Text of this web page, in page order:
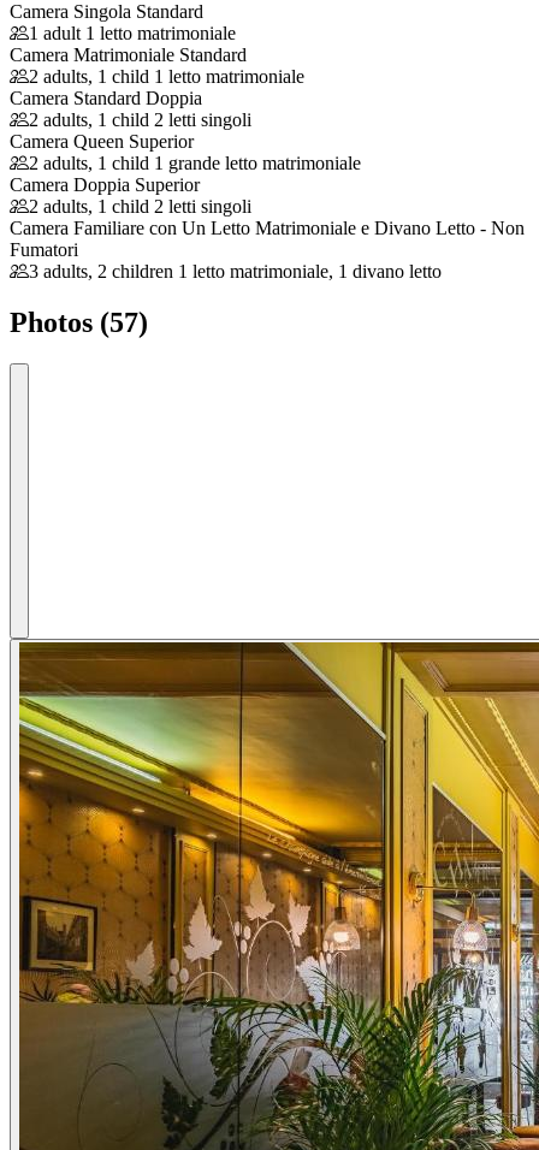
Camera Singola Standard
1 adult 1 letto matrimoniale
Camera Matrimoniale Standard
2 adults, 1 child 1 letto matrimoniale
Camera Standard Doppia
2 adults, 1 child 2 letti singoli
Camera Queen Superior
2 adults, 1 child 1 grande letto matrimoniale
Camera Doppia Superior
2 adults, 1 child 2 letti singoli
Camera Familiare con Un Letto Matrimoniale e Divano Letto - Non
Fumatori
3 adults, 2 children 1 letto matrimoniale, 1 divano letto
Photos (57)